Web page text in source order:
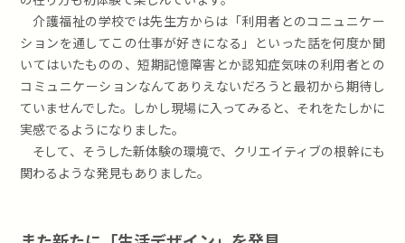
介護福祉の学校では先生方からは「利用者とのコニュニケー
ションを通してこの仕事が好きになる」といった話を何度か聞
いてはいたものの、短期記憶障害とか認知症気味の利用者との
コミュニケーションなんてありえないだろうと最初から期待し
ていませんでした。しかし現場に入ってみると、それをたしかに
実感でるようになりました。
そして、そうした新体験の環境で、クリエイティブの根幹にも
関わるような発見もありました。